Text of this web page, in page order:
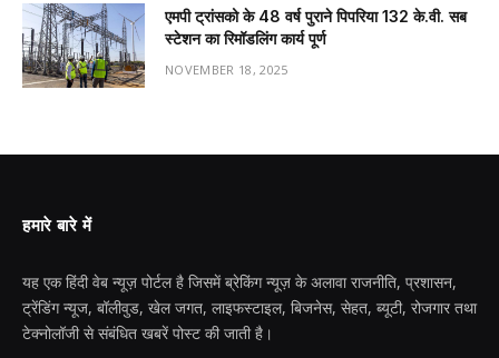
एमपी ट्रांसको के 48 वर्ष पुराने पिपरिया 132 के.वी. सब
स्टेशन का रिमॉडलिंग कार्य पूर्ण
NOVEMBER 18, 2025
हमारे बारे में
यह एक हिंदी वेब न्यूज़ पोर्टल है जिसमें ब्रेकिंग न्यूज़ के अलावा राजनीति, प्रशासन,
ट्रेंडिंग न्यूज, बॉलीवुड, खेल जगत, लाइफस्टाइल, बिजनेस, सेहत, ब्यूटी, रोजगार तथा
टेक्नोलॉजी से संबंधित खबरें पोस्ट की जाती है।